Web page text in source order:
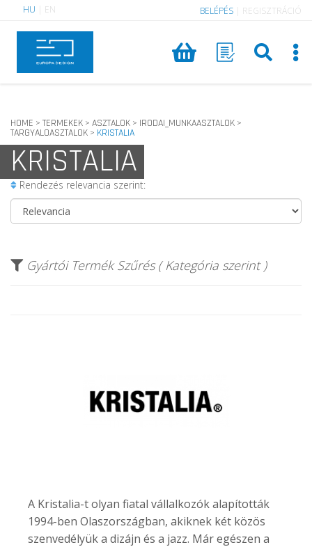
HU EN BELÉPÉS REGISZTRÁCIÓ
HOME > TERMEKEK > ASZTALOK > IRODAI_MUNKAASZTALOK >
TARGYALOASZTALOK > KRISTALIA
KRISTALIA
Rendezés relevancia szerint:
Gyártói Termék Szűrés ( Kategória szerint )
A Kristalia-t olyan fiatal vállalkozók alapították
1994-ben Olaszországban, akiknek két közös
szenvedélyük a dizájn és a jazz. Már egészen a